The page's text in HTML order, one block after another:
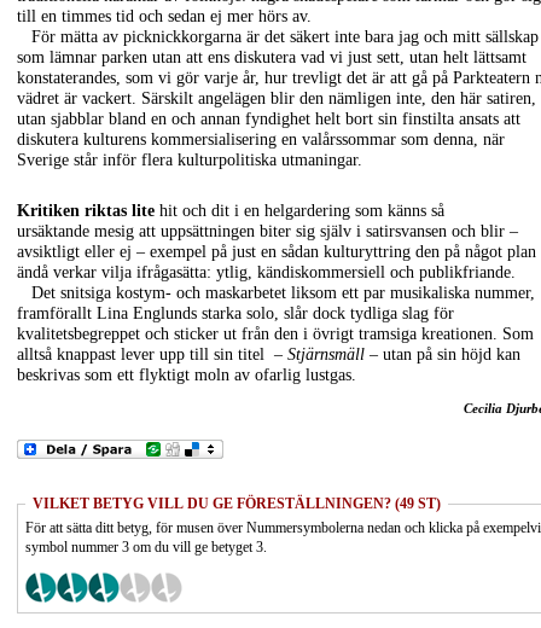
till en timmes tid och sedan ej mer hörs av.
För mätta av picknickkorgarna är det säkert inte bara jag och mitt sällskap
som lämnar parken utan att ens diskutera vad vi just sett, utan helt lättsamt
konstaterandes, som vi gör varje år, hur trevligt det är att gå på Parkteatern
vädret är vackert. Särskilt angelägen blir den nämligen inte, den här satiren,
utan sjabblar bland en och annan fyndighet helt bort sin finstilta ansats att
diskutera kulturens kommersialisering en valårssommar som denna, när
Sverige står inför flera kulturpolitiska utmaningar.
Kritiken riktas lite hit och dit i en helgardering som känns så
ursäktande mesig att uppsättningen biter sig själv i satirsvansen och blir –
avsiktligt eller ej – exempel på just en sådan kulturyttring den på något plan
ändå verkar vilja ifrågasätta: ytlig, kändiskommersiell och publikfriande.
Det snitsiga kostym- och maskarbetet liksom ett par musikaliska nummer,
framförallt Lina Englunds starka solo, slår dock tydliga slag för
kvalitetsbegreppet och sticker ut från den i övrigt tramsiga kreationen. Som
alltså knappast lever upp till sin titel – Stjärnsmäll – utan på sin höjd kan
beskrivas som ett flyktigt moln av ofarlig lustgas.
Cecilia
VILKET BETYG VILL DU GE FÖRESTÄLLNINGEN? (49 ST)
För att sätta ditt betyg, för musen över Nummersymbolerna nedan och klicka på
symbol nummer 3 om du vill ge betyget 3.